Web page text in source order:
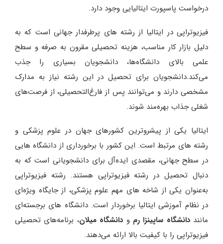
درخواست پاسپورت ایتالیایی وجود دارد.
فیزیوتراپی در ایتالیا از رشته‌ های پرطرفدار جهانی است که به
دلیل بازار کار مناسب، هزینه تحصیلی مقرون‌ به ‌صرفه و سطح
علمی بالای دانشگاه‌‌ها، دانشجویان بسیاری را جذب
می‌‌کند.دانشجویان برای تحصیل در این رشته نیاز به مدارک
مشخصی دارند و می‌‌توانند پس از فارغ‌‌التحصیلی، از فرصت‌‌های
شغلی جذاب بهره‌مند شوند.
ایتالیا یکی از پیشروترین کشورهای جهان در علوم پزشکی و
رشته‌ های مرتبط است. این کشور با برخورداری از دانشگاه‌ هایی
در سطح جهانی، مقصدی ایده‌آل برای دانشجویانی است که به
دنبال تحصیل در رشته فیزیوتراپی هستند. رشته فیزیوتراپی
به‌عنوان یکی از شاخه‌ های مهم علوم پزشکی، از جایگاه ویژه‌ای
در نظام آموزشی ایتالیا برخوردار است. دانشگاه‌ های برجسته‌ای
ماننددانشگاه ساپینزا رم و دانشگاه میلان، برنامه‌های تحصیلی
فیزیوتراپی را با کیفیت بالا ارائه می‌دهند.